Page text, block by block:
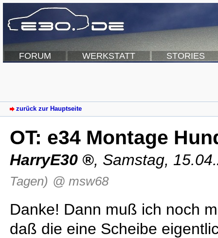
FORUM WERKSTATT STORIES
zurück zur Hauptseite
OT: e34 Montage
HarryE30 , Samstag,
Tagen) @ msw68
Danke! Dann muß ich noch
daß die eine Scheibe